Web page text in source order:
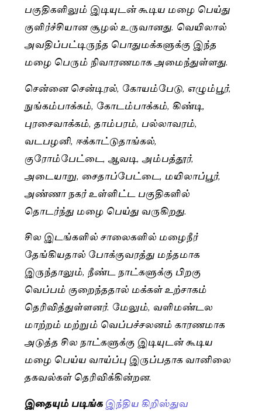
பகுதிகளிலும் இடியுடன் கூடிய மழை பெய்து
குளிர்ச்சியான சூழல் உருவானது. வெயிலால்
அவதிப்பட்டிருந்த பொதுமக்களுக்கு இந்த
மழை பெரும் நிவாரணமாக அமைந்துள்ளது.
சென்னை சென்டிரல், கோயம்பேடு, எழும்பூர்,
நுங்கம்பாக்கம், கோடம்பாக்கம், கிண்டி,
புரசைவாக்கம், தாம்பரம், பல்லாவரம்,
வடபழனி, ஈக்காட்டுதாங்கல்,
குரோம்பேட்டை, ஆவடி, அம்பத்தூர்,
அடையாறு, சைதாப்பேட்டை, மயிலாப்பூர்,
அண்ணா நகர் உள்ளிட்ட பகுதிகளில்
தொடர்ந்து மழை பெய்து வருகிறது.
சில இடங்களில் சாலைகளில் மழைநீர்
தேங்கியதால் போக்குவரத்து மந்தமாக
இருந்தாலும், நீண்ட நாட்களுக்கு பிறகு
வெப்பம் குறைந்ததால் மக்கள் உற்சாகம்
தெரிவித்துள்ளனர். மேலும், வளிமண்டல
மாற்றம் மற்றும் வெப்பச்சலனம் காரணமாக
அடுத்த சில நாட்களுக்கு இடியுடன் கூடிய
மழை பெய்ய வாய்ப்பு இருப்பதாக வானிலை
தகவல்கள் தெரிவிக்கின்றன.
இதையும் படிங்கஇந்திய கிறிஸ்துவ